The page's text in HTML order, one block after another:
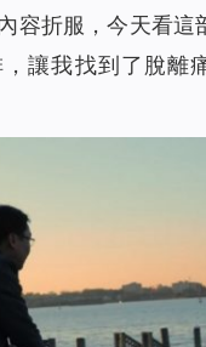
容折服，今天看這
讓我找到了脫離